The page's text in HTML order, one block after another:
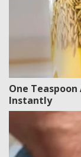
One Teaspoon
Instantly